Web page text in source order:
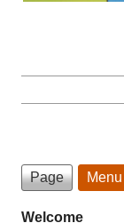
Page Menu
Welcome